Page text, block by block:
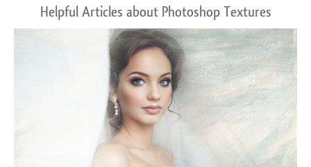
Helpful Articles about Photoshop Textures